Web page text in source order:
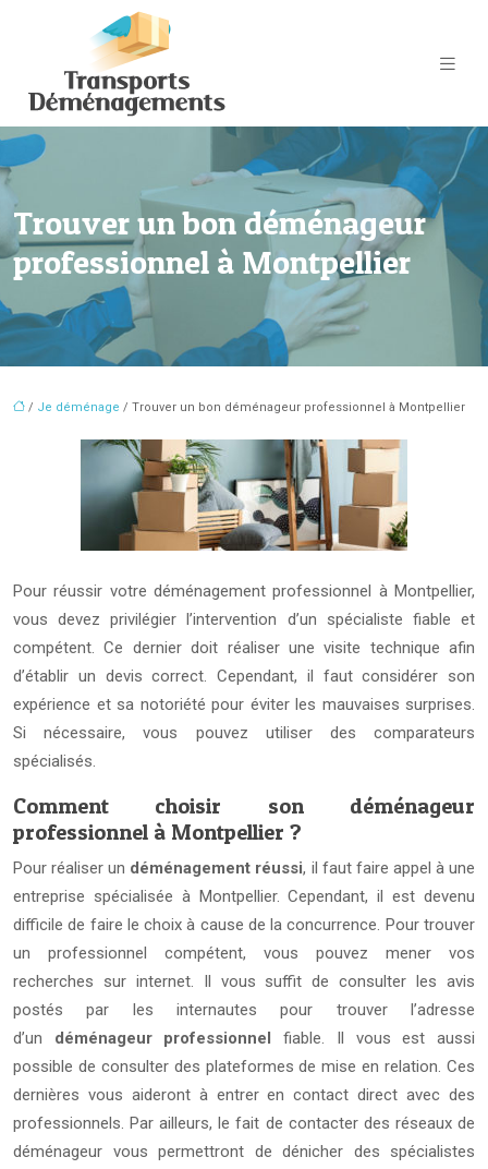
Trouver un bon déménageur
professionnel à Montpellier
/ Je déménage / Trouver un bon déménageur professionnel à Montpellier
Pour réussir votre déménagement professionnel à Montpellier,
vous devez privilégier l’intervention d’un spécialiste fiable et
compétent. Ce dernier doit réaliser une visite technique afin
d’établir un devis correct. Cependant, il faut considérer son
expérience et sa notoriété pour éviter les mauvaises surprises.
Si nécessaire, vous pouvez utiliser des comparateurs
spécialisés.
Comment choisir son déménageur
professionnel à Montpellier ?
Pour réaliser un déménagement réussi, il faut faire appel à une
entreprise spécialisée à Montpellier. Cependant, il est devenu
difficile de faire le choix à cause de la concurrence. Pour trouver
un professionnel compétent, vous pouvez mener vos
recherches sur internet. Il vous suffit de consulter les avis
postés par les internautes pour trouver l’adresse
d’un déménageur professionnel fiable. Il vous est aussi
possible de consulter des plateformes de mise en relation. Ces
dernières vous aideront à entrer en contact direct avec des
professionnels. Par ailleurs, le fait de contacter des réseaux de
déménageur vous permettront de dénicher des spécialistes